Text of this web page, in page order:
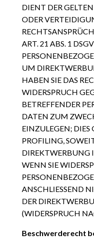
DIENT DER
ODER
ART. 21 ABS. 1
UM
HABEN SIE DAS
WIDERSPRUCH
BETREFFENDER
DATEN ZUM
EINZULEGEN; DIES
PROFILING,
DIREKTWERBUNG
WENN SIE
ANSCHLIESSEND
DER
(WIDERSPRUCH
Beschwerderecht